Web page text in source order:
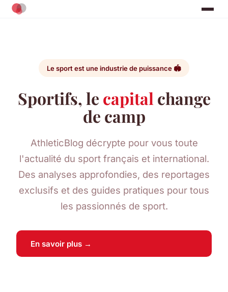
Le sport est une industrie de puissance 🏟️
Sportifs, le capital change
de camp
AthleticBlog décrypte pour vous toute
l'actualité du sport français et international.
Des analyses approfondies, des reportages
exclusifs et des guides pratiques pour tous
les passionnés de sport.
En savoir plus →